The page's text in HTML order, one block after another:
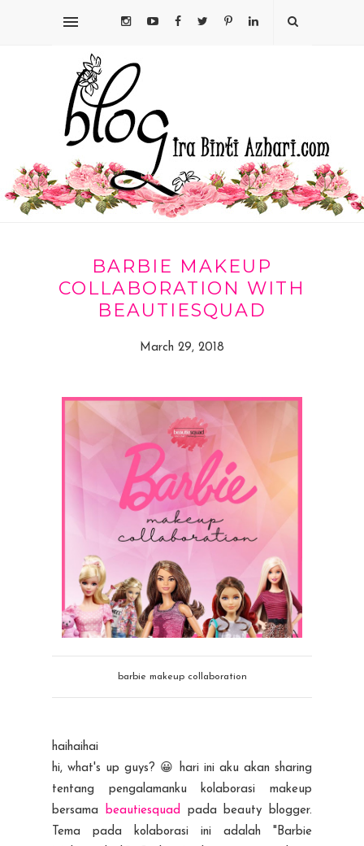
BARBIE MAKEUP
COLLABORATION WITH
BEAUTIESQUAD
March 29, 2018
barbie makeup collaboration
haihaihai
hi, what's up guys? 😀 hari ini aku akan sharing
tentang pengalamanku kolaborasi makeup
bersama beautiesquadpada beauty blogger.
Tema pada kolaborasi ini adalah "Barbie